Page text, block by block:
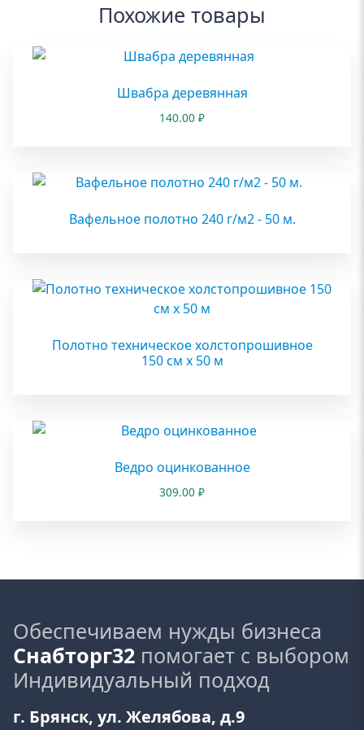
Похожие товары
Швабра деревянная
140.00 ₽
Вафельное полотно 240 г/м2 - 50 м.
Полотно техническое холстопрошивное
150 см х 50 м
Ведро оцинкованное
309.00 ₽
Обеспечиваем нужды бизнеса
Снабторг32 помогает с выбором
Индивидуальный подход
г. Брянск, ул. Желябова, д.9